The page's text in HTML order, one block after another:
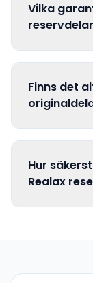
Vilka
Finns det
Hur
Realax